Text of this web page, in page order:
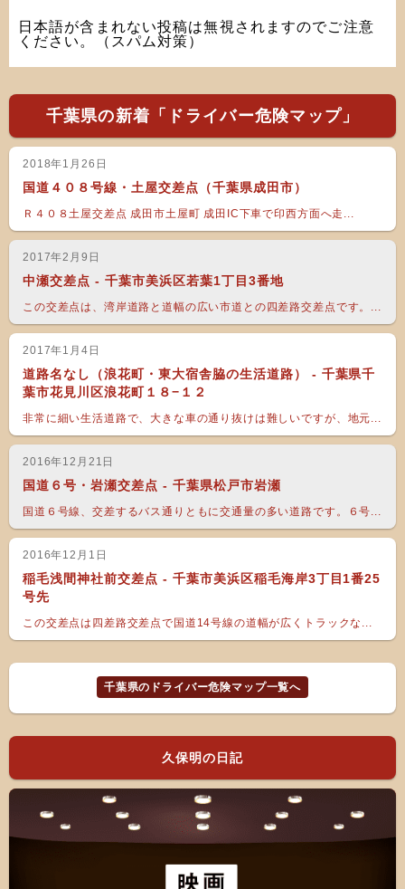
日本語が含まれない投稿は無視されますのでご注意
ください。（スパム対策）
千葉県の新着「ドライバー危険マップ」
2018年1月26日
国道４０８号線・土屋交差点（千葉県成田市）
Ｒ４０８土屋交差点 成田市土屋町 成田IC下車で印西方面へ走...
2017年2月9日
中瀬交差点 - 千葉市美浜区若葉1丁目3番地
この交差点は、湾岸道路と道幅の広い市道との四差路交差点です。...
2017年1月4日
道路名なし（浪花町・東大宿舎脇の生活道路） - 千葉県千
葉市花見川区浪花町１８−１２
非常に細い生活道路で、大きな車の通り抜けは難しいですが、地元...
2016年12月21日
国道６号・岩瀬交差点 - 千葉県松戸市岩瀬
国道６号線、交差するバス通りともに交通量の多い道路です。６号...
2016年12月1日
稲毛浅間神社前交差点 - 千葉市美浜区稲毛海岸3丁目1番25
号先
この交差点は四差路交差点で国道14号線の道幅が広くトラックな...
千葉県のドライバー危険マップ一覧へ
久保明の日記